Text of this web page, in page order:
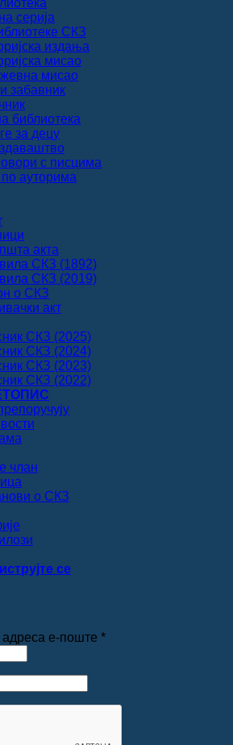
серија
СКЗ
издања
мисао
мисао
забавник
библиотека
за децу
с писцима
ауторима
акта
СКЗ (1892)
СКЗ (2019)
о СКЗ
акт
СКЗ (2025)
СКЗ (2024)
СКЗ (2023)
СКЗ (2022)
члан
о СКЗ
се
адреса е-поште *Обавезно